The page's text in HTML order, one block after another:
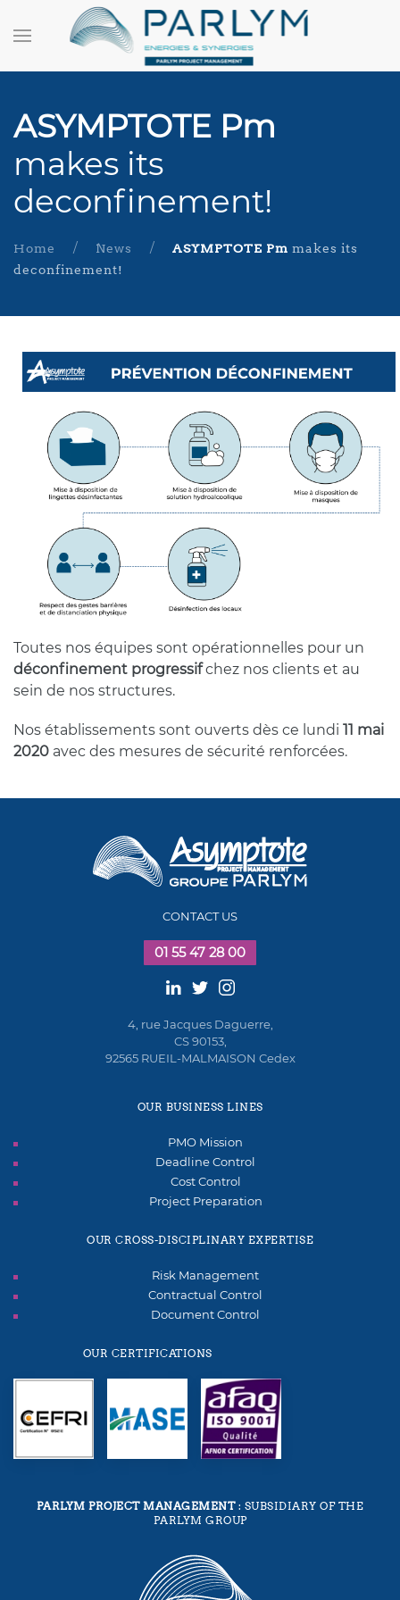
ASYMPTOTE Pm
makes its
deconfinement!
Home News ASYMPTOTE Pm makes its
deconfinement!
Toutes nos équipes sont opérationnelles pour un
déconfinement progressifchez nos clients et au
sein de nos structures.
Nos établissements sont ouverts dès ce lundi 11 mai
2020 avec des mesures de sécurité renforcées.
CONTACT US
01 55 47 28 00
4, rue Jacques Daguerre,
CS 90153,
92565 RUEIL-MALMAISON Cedex
OUR BUSINESS LINES
PMO Mission
Deadline Control
Cost Control
Project Preparation
OUR CROSS-DISCIPLINARY EXPERTISE
Risk Management
Contractual Control
Document Control
OUR CERTIFICATIONS
PARLYM PROJECT MANAGEMENT: SUBSIDIARY OF THE
PARLYM GROUP